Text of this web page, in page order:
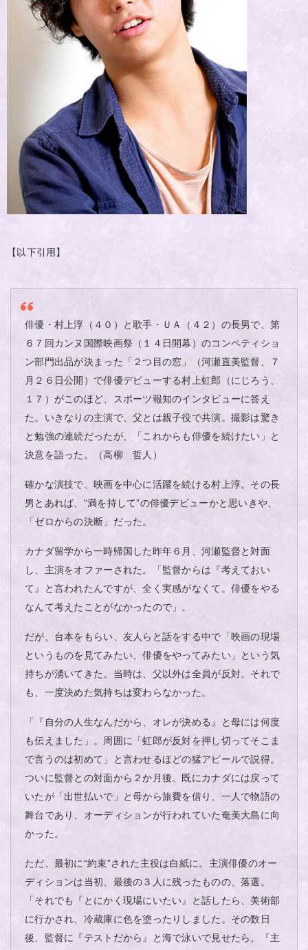
【以下引用】
俳優・村上淳（４０）と歌手・ＵＡ（４２）の長男で、第
６７回カンヌ国際映画祭（１４日開幕）のコンペティショ
ン部門出品が決まった「２つ目の窓」（河瀬直美監督、７
月２６日公開）で俳優デビューする村上虹郎（にじろう、
１７）がこのほど、スポーツ報知のインタビューに答え
た。いきなりの主演で、父とは親子役で共演。撮影は驚き
と勉強の連続だったが、「これからも俳優を続けたい」と
決意を語った。（高柳 哲人）
確かな演技で、映画を中心に活躍を続ける村上淳。その長
男とあれば、“満を持して”の俳優デビューかと思いきや、
「ゼロからの決断」だった。
カナダ留学から一時帰国した昨年６月、河瀬監督と対面
し、主演をオファーされた。「監督からは『考えておい
て』と言われたんですが、全く実感がなくて。俳優をやる
なんて考えたことがなかったので」。
だが、台本をもらい、友人らと話をする中で「映画の現場
というものを見てみたい、俳優をやってみたい」という気
持ちが湧いてきた。当時は、父以外は全員が反対。それで
も、一度決めた気持ちは変わらなかった。
「『自分の人生なんだから、オレが決める』と母には何度
も伝えました」。周囲に「虹郎が反対を押し切ってそこま
で言うのは初めて」と言わせるほどの猛アピールで説得。
ついに監督との対面から２か月後、既にカナダには戻って
いたが「出世払いで」と母から旅費を借り、一人で物語の
舞台であり、オーディションが行われていた奄美大島に向
かった。
ただ、最初に“約束”された主役は白紙に。主演俳優のオー
ディションは当初、最後の３人に残ったものの、落選。
「それでも『とにかく現場にいたい』と話したら、美術部
に行かされ、冷蔵庫に色を塗ったりしました。その数日
後、監督に『テストだから』と海で泳いで見せたら、『主